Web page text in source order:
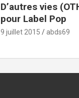
D’autres vies
pour Label Pop
9 juillet 2015 abds69